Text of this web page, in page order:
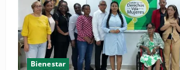
Bienestar